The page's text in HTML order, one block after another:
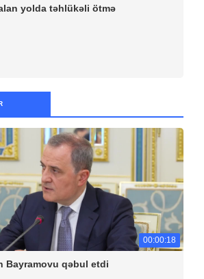
yolda təhlükəli ötmə
00:00:18
Bayramovu qəbul etdi